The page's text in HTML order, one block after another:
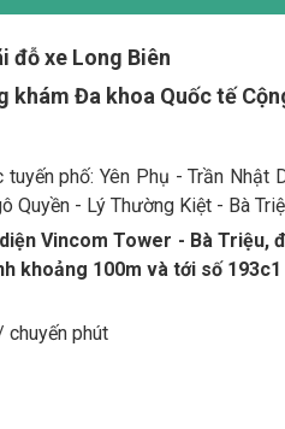
đỗ xe Long Biên
khám Đa khoa Quốc tế
phố: Yên Phụ - Trần Nhật
Quyền - Lý Thường Kiệt - Bà
Vincom Tower - Bà Triệu,
khoảng 100m và tới số
chuyến phút